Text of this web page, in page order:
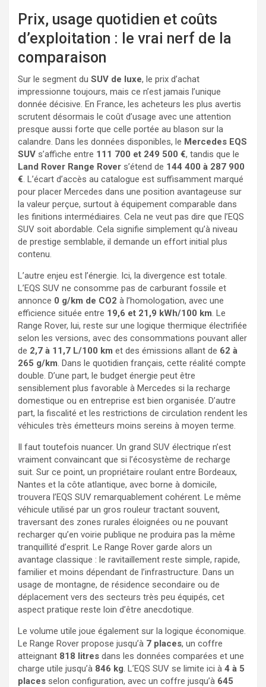
Prix, usage quotidien et coûts
d’exploitation : le vrai nerf de la
comparaison
Sur le segment du SUV de luxe, le prix d’achat
impressionne toujours, mais ce n’est jamais l’unique
donnée décisive. En France, les acheteurs les plus avertis
scrutent désormais le coût d’usage avec une attention
presque aussi forte que celle portée au blason sur la
calandre. Dans les données disponibles, le Mercedes EQS
SUV s’affiche entre 111 700 et 249 500 €, tandis que le
Land Rover Range Rover s’étend de 144 400 à 287 900
€. L’écart d’accès au catalogue est suffisamment marqué
pour placer Mercedes dans une position avantageuse sur
la valeur perçue, surtout à équipement comparable dans
les finitions intermédiaires. Cela ne veut pas dire que l’EQS
SUV soit abordable. Cela signifie simplement qu’à niveau
de prestige semblable, il demande un effort initial plus
contenu.
L’autre enjeu est l’énergie. Ici, la divergence est totale.
L’EQS SUV ne consomme pas de carburant fossile et
annonce 0 g/km de CO2 à l’homologation, avec une
efficience située entre 19,6 et 21,9 kWh/100 km. Le
Range Rover, lui, reste sur une logique thermique électrifiée
selon les versions, avec des consommations pouvant aller
de 2,7 à 11,7 L/100 km et des émissions allant de 62 à
265 g/km. Dans le quotidien français, cette réalité compte
double. D’une part, le budget énergie peut être
sensiblement plus favorable à Mercedes si la recharge
domestique ou en entreprise est bien organisée. D’autre
part, la fiscalité et les restrictions de circulation rendent les
véhicules très émetteurs moins sereins à moyen terme.
Il faut toutefois nuancer. Un grand SUV électrique n’est
vraiment convaincant que si l’écosystème de recharge
suit. Sur ce point, un propriétaire roulant entre Bordeaux,
Nantes et la côte atlantique, avec borne à domicile,
trouvera l’EQS SUV remarquablement cohérent. Le même
véhicule utilisé par un gros rouleur tractant souvent,
traversant des zones rurales éloignées ou ne pouvant
recharger qu’en voirie publique ne produira pas la même
tranquillité d’esprit. Le Range Rover garde alors un
avantage classique : le ravitaillement reste simple, rapide,
familier et moins dépendant de l’infrastructure. Dans un
usage de montagne, de résidence secondaire ou de
déplacement vers des secteurs très peu équipés, cet
aspect pratique reste loin d’être anecdotique.
Le volume utile joue également sur la logique économique.
Le Range Rover propose jusqu’à 7 places, un coffre
atteignant 818 litres dans les données comparées et une
charge utile jusqu’à 846 kg. L’EQS SUV se limite ici à 4 à 5
places selon configuration, avec un coffre jusqu’à 645